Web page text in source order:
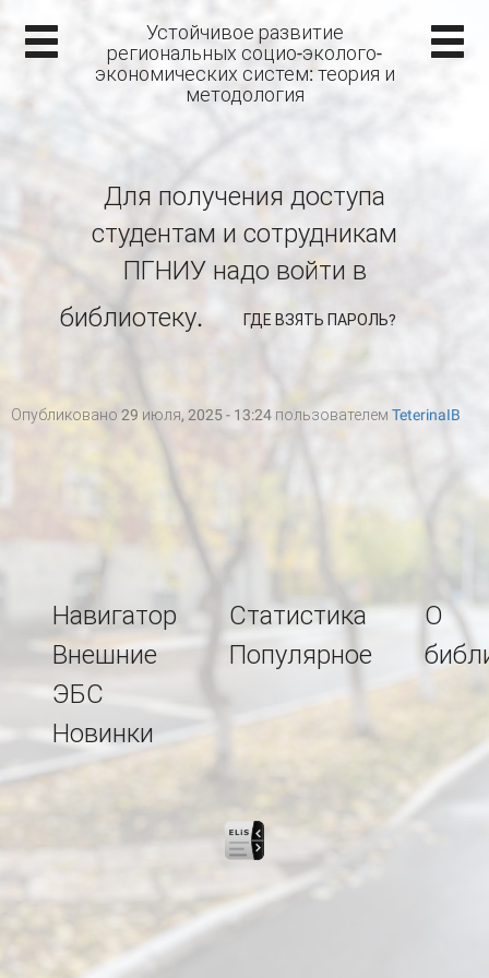
Устойчивое развитие
региональных социо-эколого-
экономических систем: теория и
методология
Для получения доступа
студентам и сотрудникам
ПГНИУ надо войти в
библиотеку.
ГДЕ ВЗЯТЬ ПАРОЛЬ?
Опубликовано 29 июля, 2025 - 13:24 пользователем TeterinaIB
Навигатор
Внешние
ЭБС
Новинки
Статистика
Популярное
О